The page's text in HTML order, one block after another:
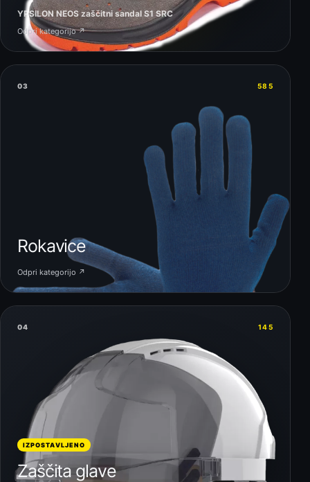
YPSILON NEOS zaščitni sandal S1 SRC
Odpri kategorijo ↗
03 585
Rokavice
Odpri kategorijo ↗
04 145
IZPOSTAVLJENO
Zaščita glave